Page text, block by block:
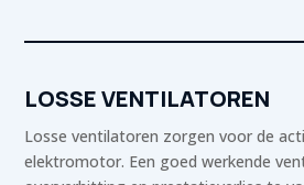
LOSSE VENTILATOREN
Losse ventilatoren zorgen voor de
elektromotor. Een goed werkende